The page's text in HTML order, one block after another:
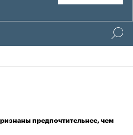
предпочтительнее, чем